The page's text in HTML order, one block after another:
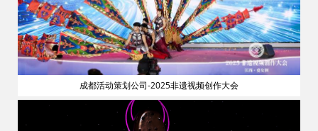
成都活动策划公司-2025非遗视频创作大会